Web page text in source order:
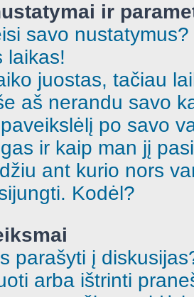
ir
savo nustatymus?
laikas!
juostas, tačiau
aš nerandu savo
po savo
ir kaip man jį
ant kurio nors
Kodėl?
parašyti į
arba ištrinti